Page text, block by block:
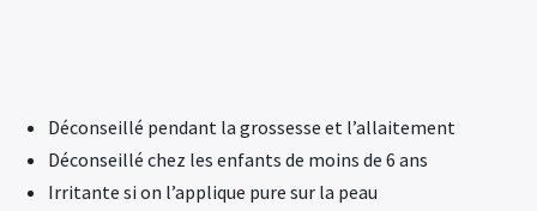
Déconseillé pendant la grossesse et l’allaitement
Déconseillé chez les enfants de moins de 6 ans
Irritante si on l’applique pure sur la peau